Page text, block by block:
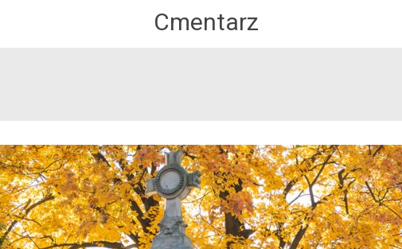
Cmentarz